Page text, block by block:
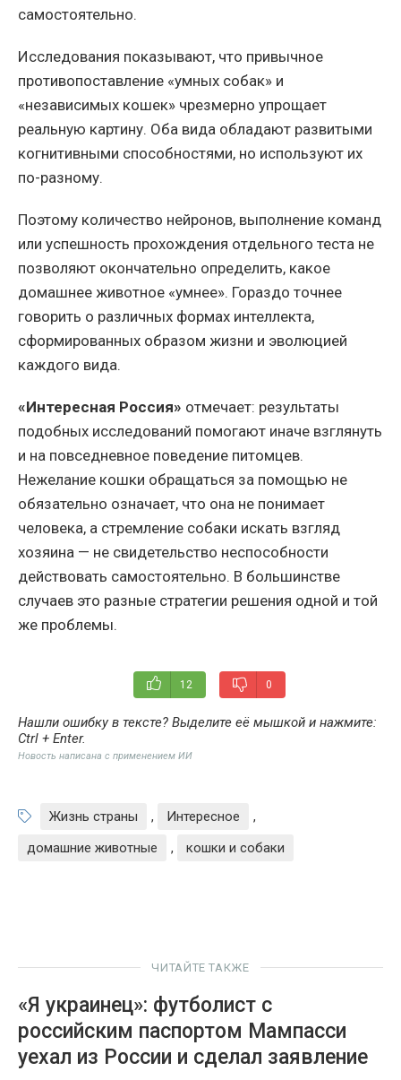
самостоятельно.
Исследования показывают, что привычное
противопоставление «умных собак» и
«независимых кошек» чрезмерно упрощает
реальную картину. Оба вида обладают развитыми
когнитивными способностями, но используют их
по-разному.
Поэтому количество нейронов, выполнение команд
или успешность прохождения отдельного теста не
позволяют окончательно определить, какое
домашнее животное «умнее». Гораздо точнее
говорить о различных формах интеллекта,
сформированных образом жизни и эволюцией
каждого вида.
«Интересная Россия» отмечает: результаты
подобных исследований помогают иначе взглянуть
и на повседневное поведение питомцев.
Нежелание кошки обращаться за помощью не
обязательно означает, что она не понимает
человека, а стремление собаки искать взгляд
хозяина — не свидетельство неспособности
действовать самостоятельно. В большинстве
случаев это разные стратегии решения одной и той
же проблемы.
12 0
Нашли ошибку в тексте? Выделите её мышкой и нажмите:
Ctrl + Enter.
Новость написана с применением ИИ
Жизнь страны , Интересное
,
домашние животные
, кошки и собаки
ЧИТАЙТЕ ТАКЖЕ
«Я украинец»: футболист с
российским паспортом Мампасси
уехал из России и сделал заявление